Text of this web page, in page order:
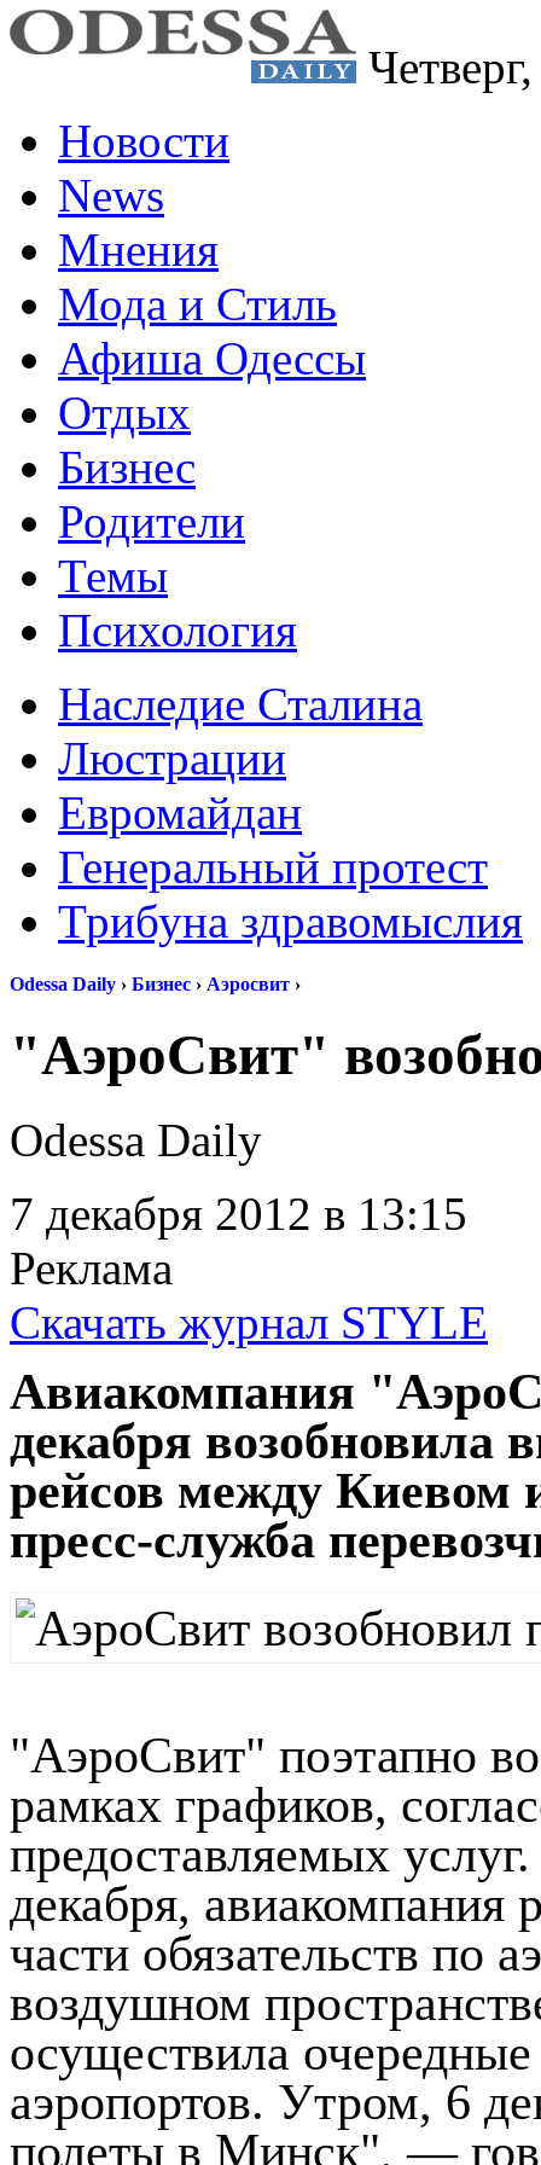
Новости
News
Мнения
Мода и Стиль
Афиша Одессы
Отдых
Бизнес
Родители
Темы
Психология
Наследие Сталина
Люстрации
Евромайдан
Генеральный протест
Трибуна здравомыслия
Odessa Daily › Бизнес › Аэросвит ›
"АэроСвит"
Odessa Daily
7 декабря 2012 в 13:15
Реклама
Скачать журнал STYLE
Авиакомпания
декабря возобновила
рейсов между
пресс-служба
"АэроСвит" поэтапно
рамках графиков,
предоставляемых
декабря, авиакомпания
части обязательств по
воздушном
осуществила
аэропортов. Утром, 6
полеты в Минск", —